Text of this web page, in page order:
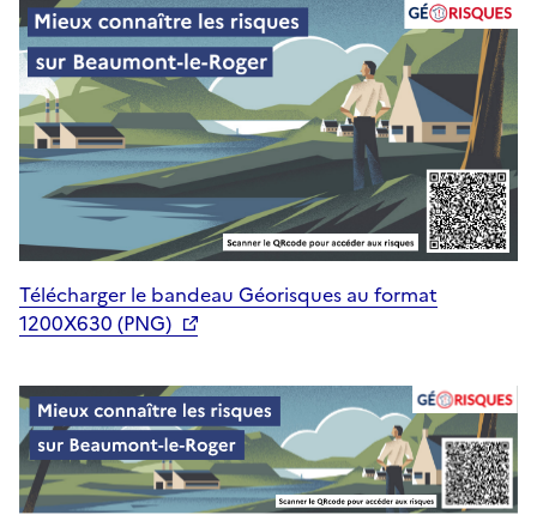
Télécharger le bandeau Géorisques au format
1200X630 (PNG)